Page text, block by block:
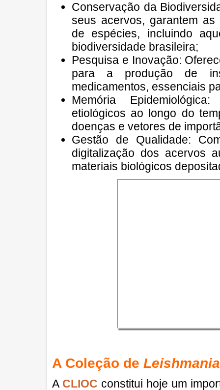
Conservação da
seus acervos, garantem
de espécies, incluindo
biodiversidade brasileira;
Pesquisa e Inovação:
para a produção de
medicamentos, essenciais
Memória
etiológicos ao longo do
doenças e vetores de
Gestão de Qualidade:
digitalização dos acervos
materiais biológicos
A Coleção de Leishmania
A CLIOC constitui hoje um